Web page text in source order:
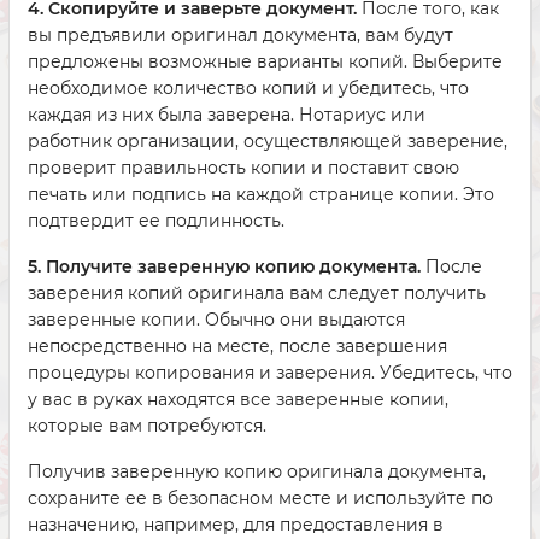
4. Скопируйте и заверьте документ. После того, как
вы предъявили оригинал документа, вам будут
предложены возможные варианты копий. Выберите
необходимое количество копий и убедитесь, что
каждая из них была заверена. Нотариус или
работник организации, осуществляющей заверение,
проверит правильность копии и поставит свою
печать или подпись на каждой странице копии. Это
подтвердит ее подлинность.
5. Получите заверенную копию документа. После
заверения копий оригинала вам следует получить
заверенные копии. Обычно они выдаются
непосредственно на месте, после завершения
процедуры копирования и заверения. Убедитесь, что
у вас в руках находятся все заверенные копии,
которые вам потребуются.
Получив заверенную копию оригинала документа,
сохраните ее в безопасном месте и используйте по
назначению, например, для предоставления в